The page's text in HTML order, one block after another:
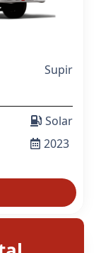
Supir
Solar
2023